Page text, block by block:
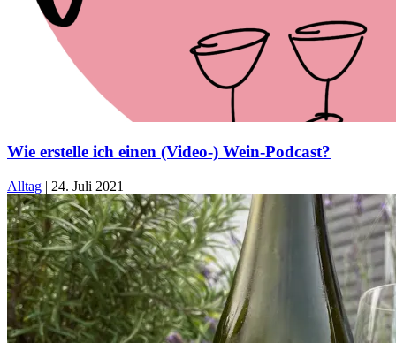
Wie erstelle ich einen (Video-) Wein-Podcast?
Alltag | 24. Juli 2021